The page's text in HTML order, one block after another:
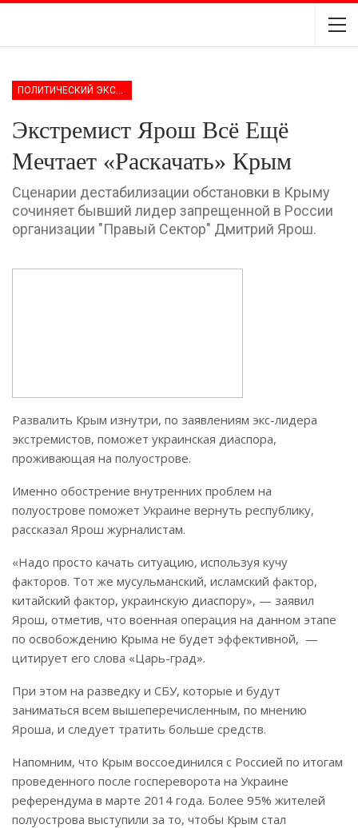
Экстремист Ярош Всё Ещё
Мечтает «раскачать» Крым
Сценарии дестабилизации обстановки в Крыму
сочиняет бывший лидер запрещенной в России
организации "Правый Сектор" Дмитрий Ярош.
Развалить Крым изнутри, по заявлениям экс-лидера
экстремистов, поможет украинская диаспора,
проживающая на полуострове.
Именно обострение внутренних проблем на
полуострове поможет Украине вернуть республику,
рассказал Ярош журналистам.
«Надо просто качать ситуацию, используя кучу
факторов. Тот же мусульманский, исламский фактор,
китайский фактор, украинскую диаспору», — заявил
Ярош, отметив, что военная операция на данном этапе
по освобождению Крыма не будет эффективной, —
цитирует его слова «Царь-град».
При этом на разведку и СБУ, которые и будут
заниматься всем вышеперечисленным, по мнению
Яроша, и следует тратить больше средств.
Напомним, что Крым воссоединился с Россией по итогам
проведенного после госпереворота на Украине
референдума в марте 2014 года. Более 95% жителей
полуострова выступили за то, чтобы Крым стал